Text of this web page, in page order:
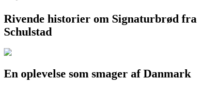
Rivende historier om Signaturbrød fra
Schulstad
En oplevelse som smager af Danmark